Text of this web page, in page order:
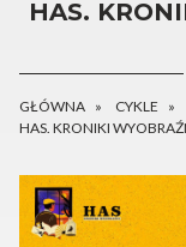
HAS.
GŁÓWNA CYKLE
HAS. KRONIKI